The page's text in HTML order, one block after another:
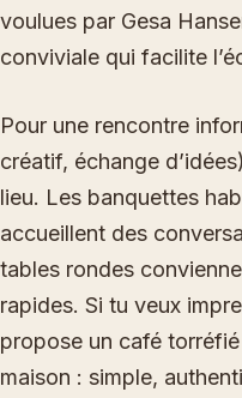
voulues par Gesa
conviviale qui facilite
Pour une rencontre
créatif, échange
lieu. Les banquettes
accueillent des
tables rondes
rapides. Si tu veux
propose un café
maison : simple,